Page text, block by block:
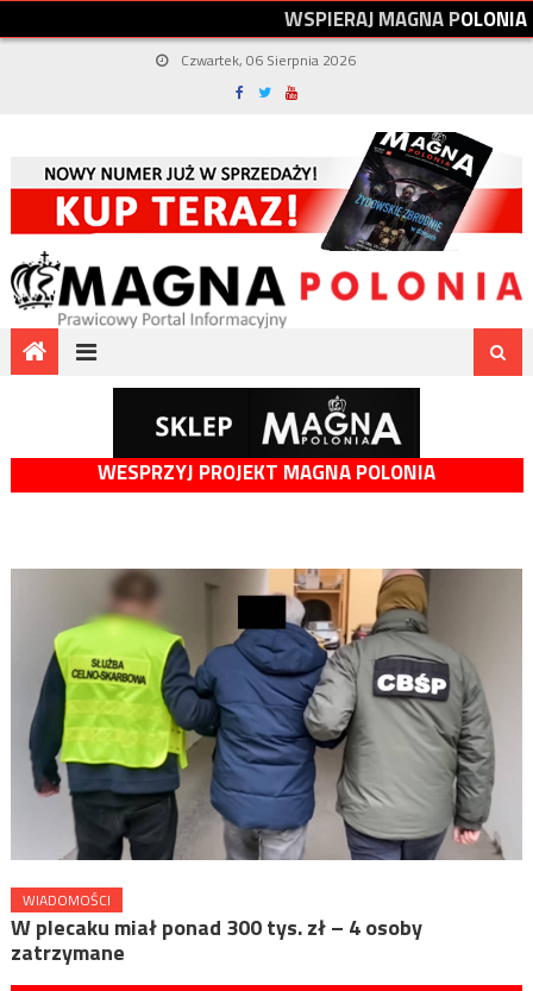
WSPIERAJMAGNAPOLONIA
Czwartek, 06 Sierpnia 2026
WESPRZYJ PROJEKT MAGNA POLONIA
WIADOMOŚCI
W plecaku miał ponad 300 tys. zł – 4 osoby
zatrzymane